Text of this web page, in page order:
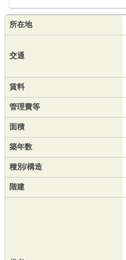
所在地
交通
賃料
管理費等
面積
築年数
種別/構造
階建